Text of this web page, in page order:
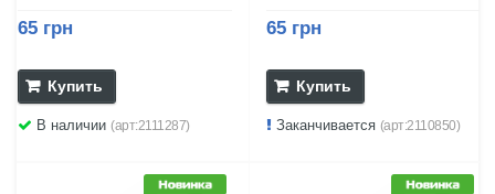
65 грн
Купить
В наличии (арт:2111287)
65 грн
Купить
Заканчивается (арт:2110850)